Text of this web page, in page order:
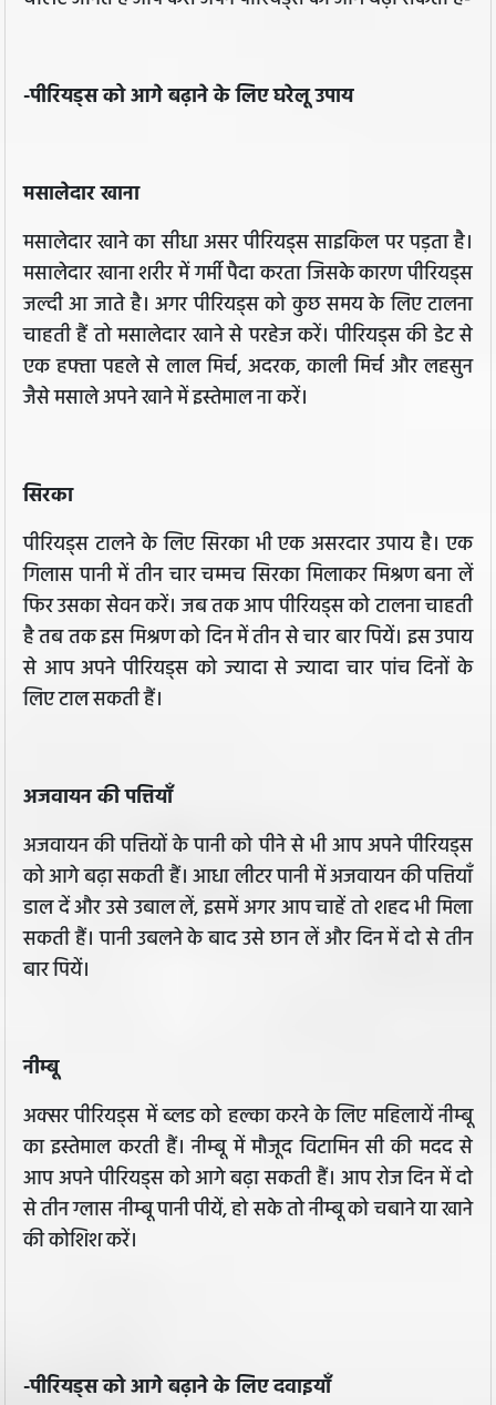
-पीरियड्स को आगे बढ़ाने के लिए घरेलू उपाय
मसालेदार खाना
मसालेदार खाने का सीधा असर पीरियड्स साइकिल पर पड़ता है।
मसालेदार खाना शरीर में गर्मी पैदा करता जिसके कारण पीरियड्स
जल्दी आ जाते है। अगर पीरियड्स को कुछ समय के लिए टालना
चाहती हैं तो मसालेदार खाने से परहेज करें। पीरियड्स की डेट से
एक हफ्ता पहले से लाल मिर्च, अदरक, काली मिर्च और लहसुन
जैसे मसाले अपने खाने में इस्तेमाल ना करें।
सिरका
पीरियड्स टालने के लिए सिरका भी एक असरदार उपाय है। एक
गिलास पानी में तीन चार चम्मच सिरका मिलाकर मिश्रण बना लें
फिर उसका सेवन करें। जब तक आप पीरियड्स को टालना चाहती
है तब तक इस मिश्रण को दिन में तीन से चार बार पियें। इस उपाय
से आप अपने पीरियड्स को ज्यादा से ज्यादा चार पांच दिनों के
लिए टाल सकती हैं।
अजवायन की पत्तियाँ
अजवायन की पत्तियों के पानी को पीने से भी आप अपने पीरियड्स
को आगे बढ़ा सकती हैं। आधा लीटर पानी में अजवायन की पत्तियाँ
डाल दें और उसे उबाल लें, इसमें अगर आप चाहें तो शहद भी मिला
सकती हैं। पानी उबलने के बाद उसे छान लें और दिन में दो से तीन
बार पियें।
नीम्बू
अक्सर पीरियड्स में ब्लड को हल्का करने के लिए महिलायें नीम्बू
का इस्तेमाल करती हैं। नीम्बू में मौजूद विटामिन सी की मदद से
आप अपने पीरियड्स को आगे बढ़ा सकती हैं। आप रोज दिन में दो
से तीन ग्लास नीम्बू पानी पीयें, हो सके तो नीम्बू को चबाने या खाने
की कोशिश करें।
-पीरियड्स को आगे बढ़ाने के लिए दवाइयाँ